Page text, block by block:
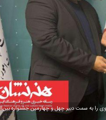
به سمت دبیر چهل‌ و چهارمین جشنواره